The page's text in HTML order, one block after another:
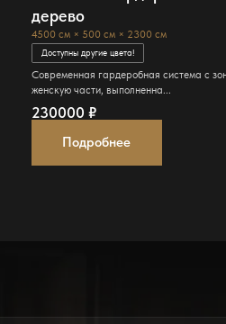
дерево
4500 см × 500 см × 2300 см
Доступны другие цвета!
Современная гардеробная система с
женскую части, выполненна...
230000 ₽
Подробнее